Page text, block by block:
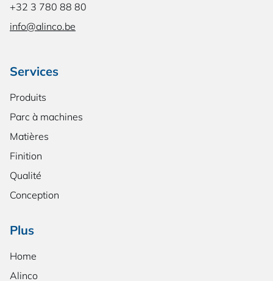
+32 3 780 88 80
info@alinco.be
Services
Produits
Parc à machines
Matières
Finition
Qualité
Conception
Plus
Home
Alinco